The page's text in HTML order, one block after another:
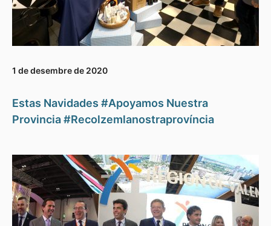
1 de desembre de 2020
Estas Navidades #Apoyamos Nuestra
Provincia #Recolzemlanostraprovíncia